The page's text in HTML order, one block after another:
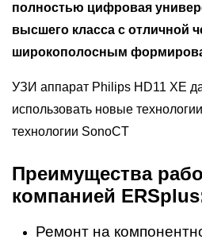
полностью цифровая
высшего класса c отличной
широкополосным
УЗИ аппарат Philips HD11 XE
использовать новые
технологии SonoCT
Преимущества
компанией
Ремонт на